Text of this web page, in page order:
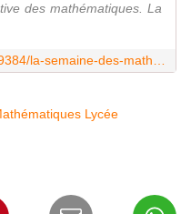
des mathématiques. La
Lycée